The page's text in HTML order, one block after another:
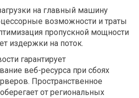
на главный машину
возможности и траты
пропускной мощности
издержки на поток.
гарантирует
веб-ресурса при сбоях
Пространственное
от региональных